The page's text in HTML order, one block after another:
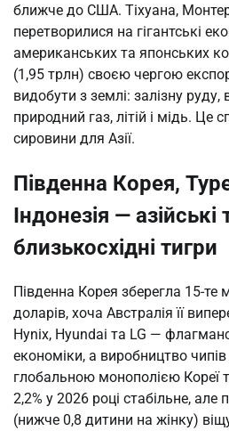
ближче до США. Тіхуана,
перетворилися на гігантські
американських та японських
(1,95 трлн) своєю чергою
видобути з землі: залізну руду,
природний газ, літій і мідь. Це
сировини для Азії.
Південна Корея,
Індонезія — азійські
близькосхідні тигри
Південна Корея зберегла 15-те
доларів, хоча Австралія її
Hynix, Hyundai та LG —
економіки, а виробництво
глобальною монополією Кореї
2,2% у 2026 році стабільне, але
(нижче 0,8 дитини на жінку)